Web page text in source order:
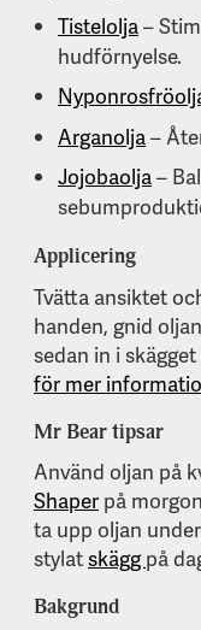
Tistelolja–
hudförnyelse.
Arganolja–
Jojobaolja–
Applicering
Tvätta ansiktet
handen, gnid
sedan in i
för mer
Mr Bear tipsar
Använd oljan på
Shaper på
ta upp oljan
stylatskäggpå
Bakgrund